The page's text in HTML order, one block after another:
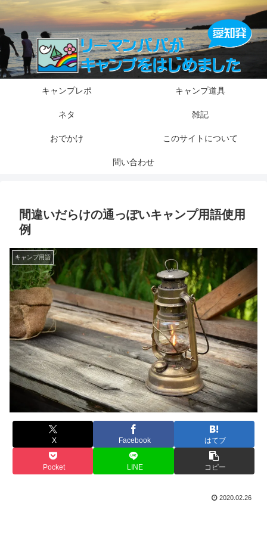
キャンプレポ キャンプ道具
ネタ 雑記
おでかけ このサイトについて
問い合わせ
間違いだらけの通っぽいキャンプ用語使用
例
キャンプ用語
X Facebook はてブ
Pocket LINE コピー
2020.02.26